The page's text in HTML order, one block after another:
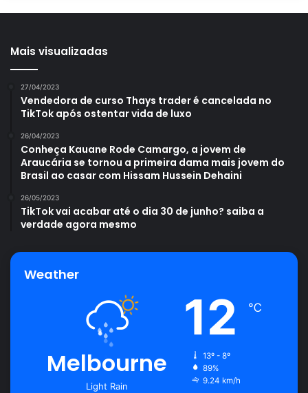
Mais visualizadas
27/04/2023
Vendedora de curso Thays trader é cancelada no
TikTok após ostentar vida de luxo
26/04/2023
Conheça Kauane Rode Camargo, a jovem de
Araucária se tornou a primeira dama mais jovem do
Brasil ao casar com Hissam Hussein Dehaini
26/05/2023
TikTok vai acabar até o dia 30 de junho? saiba a
verdade agora mesmo
Weather
Melbourne
Light Rain
12 ℃
13º - 8º
89%
9.24 km/h